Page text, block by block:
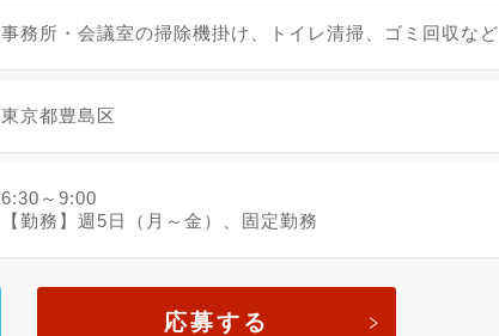
事務所・会議室の掃除機掛け、トイレ清掃、ゴミ回収など
東京都豊島区
6:30～9:00
【勤務】週5日（月～金）、固定勤務
応募する